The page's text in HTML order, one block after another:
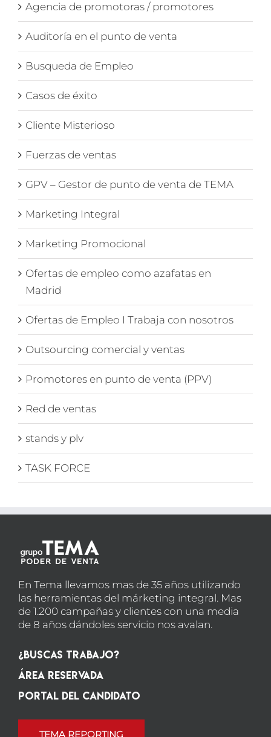
Agencia de promotoras / promotores
Auditoría en el punto de venta
Busqueda de Empleo
Casos de éxito
Cliente Misterioso
Fuerzas de ventas
GPV – Gestor de punto de venta de TEMA
Marketing Integral
Marketing Promocional
Ofertas de empleo como azafatas en
Madrid
Ofertas de Empleo I Trabaja con nosotros
Outsourcing comercial y ventas
Promotores en punto de venta (PPV)
Red de ventas
stands y plv
TASK FORCE
En Tema llevamos mas de 35 años utilizando
las herramientas del márketing integral. Mas
de 1.200 campañas y clientes con una media
de 8 años dándoles servicio nos avalan.
¿Buscas Trabajo?
Área Reservada
Portal del candidato
TEMA REPORTING